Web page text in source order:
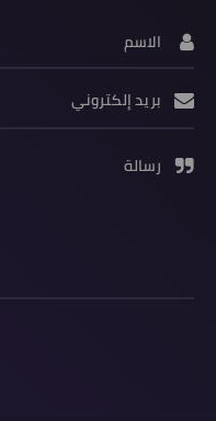
الاسم
بريد إلكتروني
رسالة